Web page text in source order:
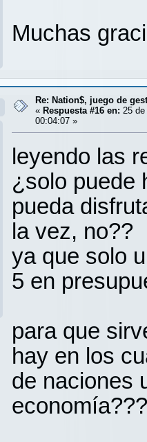
Muchas
Re: Nation$, juego de
« Respuesta #16 en: 25
00:04:07 »
leyendo las
¿solo puede
pueda
la vez, no??
ya que solo
5 en
para que
hay en los
de naciones
economía???